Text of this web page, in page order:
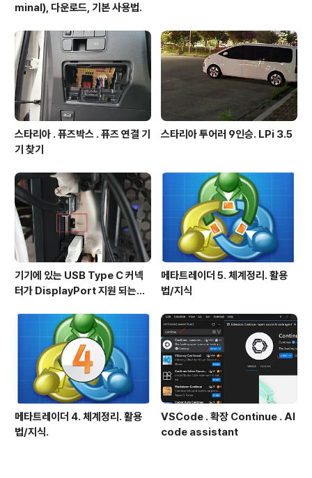
minal), 다운로드, 기본 사용법.
스타리아 . 퓨즈박스 . 퓨즈 연결 기
기 찾기
스타리아 투어러 9인승. LPi 3.5
기기에 있는 USB Type C 커넥
터가 DisplayPort 지원 되는지
메타트레이더 5. 체계정리. 활용
법/지식
메타트레이더 4. 체계정리. 활용
법/지식.
VSCode . 확장 Continue . AI
code assistant